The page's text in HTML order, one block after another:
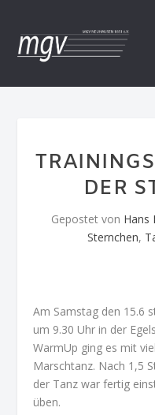
DER
Gepostet von Hans
Sternchen,
Am Samstag den 15.6
um 9.30 Uhr in der
WarmUp ging es mit
Marschtanz. Nach 1,5
der Tanz war fertig
üben.